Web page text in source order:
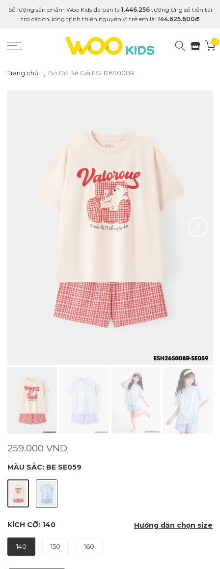
Số lượng sản phẩm Woo Kids đã bán là 1.446.256 tương ứng số tiền tài
trợ các chương trình thiện nguyện vì trẻ em là: 144.625.600đ
0
Trang chủ Bộ Đồ Bé Gái ESH26S008R
259.000 VND
MÀU SẮC: BE SE059
KÍCH CỠ: 140 Hướng dẫn chọn size
140 150 160